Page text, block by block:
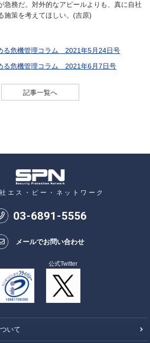
急務だ。対外的なアピールよりも、真に自社
施策を考えてほしい。(吉原)
る危機管理コラム 2021年5月24日号
る危機管理コラム 2021年6月7日号
記事一覧へ
エス・ピー・ネットワーク
03-6891-5556
メールでお問い合わせ
公式Twitter
いて